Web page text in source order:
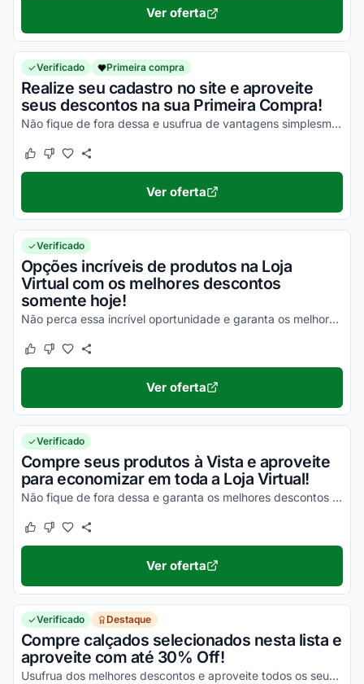
Ver oferta
Verificado Primeira compra
Realize seu cadastro no site e aproveite
seus descontos na sua Primeira Compra!
Não fique de fora dessa e usufrua de vantagens simplesmente incríveis!
Este cupom funcionou
Este cupom não funcionou
Ver oferta
Verificado
Opções incríveis de produtos na Loja
Virtual com os melhores descontos
somente hoje!
Não perca essa incrível oportunidade e garanta os melhores descontos nas suas compras!
Este cupom funcionou
Este cupom não funcionou
Ver oferta
Verificado
Compre seus produtos à Vista e aproveite
para economizar em toda a Loja Virtual!
Não fique de fora dessa e garanta os melhores descontos em todas as suas compras!
Este cupom funcionou
Este cupom não funcionou
Ver oferta
Verificado Destaque
Compre calçados selecionados nesta lista e
aproveite com até 30% Off!
Usufrua dos melhores descontos e aproveite todos os seus benefícios ainda hoje!